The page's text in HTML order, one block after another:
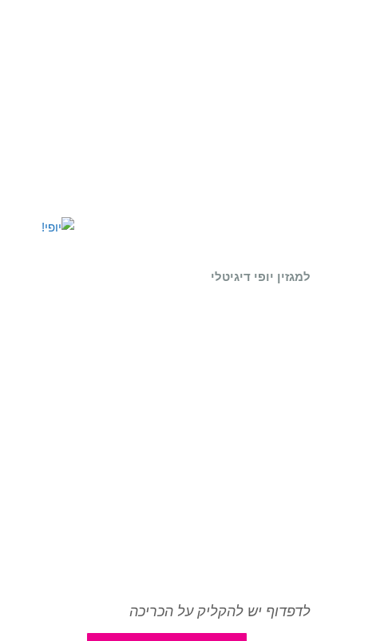
למגזין יופי דיגיטלי
לדפדוף יש להקליק על הכריכה